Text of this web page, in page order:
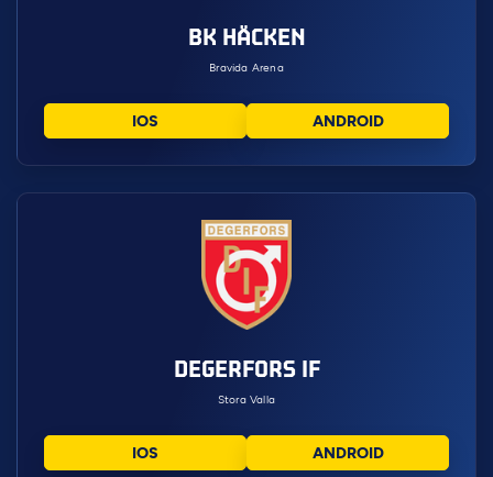
BK HÄCKEN
Bravida Arena
IOS ANDROID
DEGERFORS IF
Stora Valla
IOS ANDROID